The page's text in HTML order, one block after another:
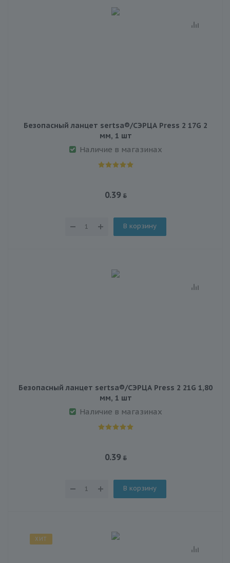
Безопасный ланцет sertsa®/СЭРЦА Press 2 17G 2
мм, 1 шт
Наличие в магазинах
0.39
В корзину
Безопасный ланцет sertsa®/СЭРЦА Press 2 21G 1,80
мм, 1 шт
Наличие в магазинах
0.39
В корзину
ХИТ